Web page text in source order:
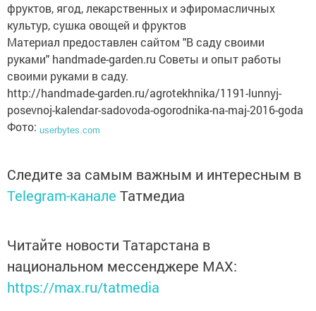
фруктов, ягод, лекарственных и эфиромасличных
культур, сушка овощей и фруктов
Материал предоставлен сайтом "В саду своими
руками" handmade-garden.ru Советы и опыт работы
своими руками в саду.
http://handmade-garden.ru/agrotekhnika/1191-lunnyj-
posevnoj-kalendar-sadovoda-ogorodnika-na-maj-2016-goda
Фото: userbytes.com
Следите за самым важным и интересным в
Telegram-канале Татмедиа
Читайте новости Татарстана в
национальном мессенджере MАХ:
https://max.ru/tatmedia